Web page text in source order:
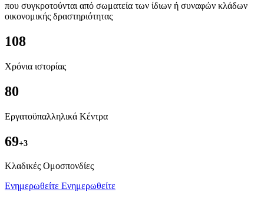
που συγκροτούνται από σωματεία των ίδιων ή συναφών κλάδων
οικονομικής δραστηριότητας
108
Χρόνια ιστορίας
80
Εργατοϋπαλληλικά Κέντρα
69+3
Kλαδικές Ομοσπονδίες
Ενημερωθείτε Ενημερωθείτε